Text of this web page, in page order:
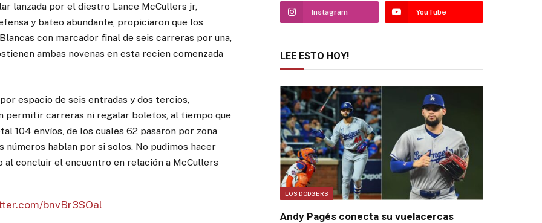
lanzada por el diestro Lance McCullers jr,
y bateo abundante, propiciaron que los
con marcador final de seis carreras por una,
ambas novenas en esta recien comenzada
espacio de seis entradas y dos tercios,
permitir carreras ni regalar boletos, al tiempo que
104 envíos, de los cuales 62 pasaron por zona
números hablan por si solos. No pudimos hacer
al concluir el encuentro en relación a McCullers
bnvBr3SOal
Instagram YouTube
LEE ESTO HOY!
LOS DODGERS
Andy Pagés conecta su vuelacercas